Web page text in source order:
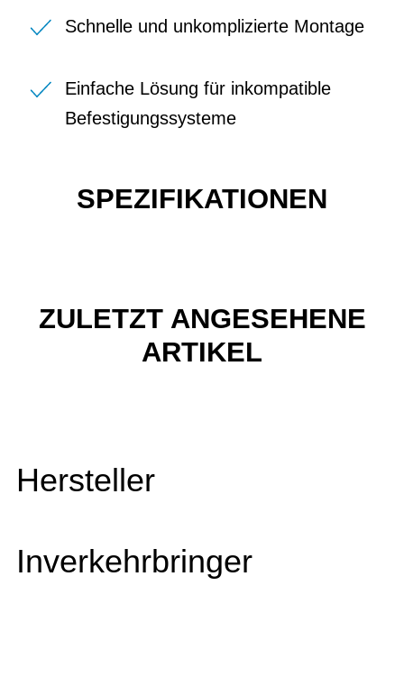
Schnelle und unkomplizierte Montage
Einfache Lösung für inkompatible
Befestigungssysteme
SPEZIFIKATIONEN
ZULETZT ANGESEHENE
ARTIKEL
Hersteller
Inverkehrbringer